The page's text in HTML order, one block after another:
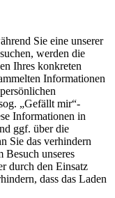
Sie eine unserer
werden die
Ihres konkreten
Informationen
„Gefällt mir“-
Informationen in
ggf. über die
Sie das verhindern
Besuch unseres
durch den Einsatz
dass das Laden